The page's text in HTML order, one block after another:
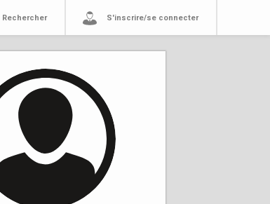
Rechercher S'inscrire/se connecter